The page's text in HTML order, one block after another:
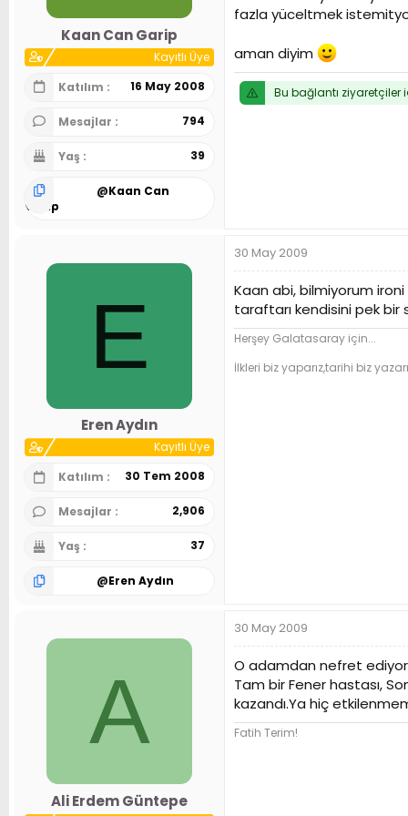
Kaan Can Garip
Kayıtlı Üye
Katılım
16 May 2008
Mesajlar 794
Yaş 39
@Kaan Can
Garip
fazla yüceltmek
aman diyim
Bu bağlantı
E
Eren Aydın
Kayıtlı Üye
Katılım
30 Tem 2008
Mesajlar 2,906
Yaş 37
@Eren Aydın
30 May 2009
Kaan abi, bilmiyorum
taraftarı kendisini pek bir
Herşey Galatasaray için...
İlkleri biz yaparız,tarihi biz
A
Ali Erdem Güntepe
30 May 2009
O adamdan nefret
Tam bir Fener hastası,
kazandı.Ya hiç
Fatih Terim!